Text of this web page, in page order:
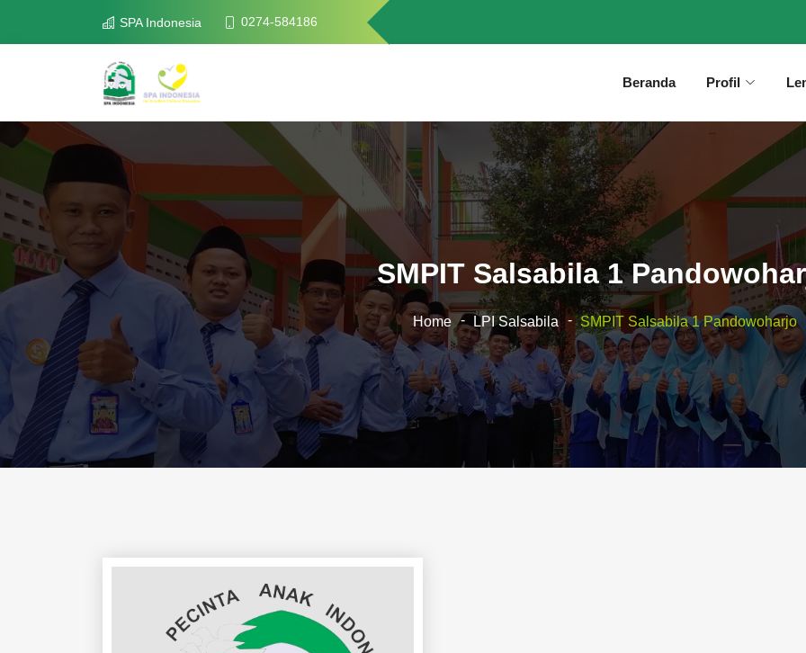
SPA Indonesia 0274-584186
Beranda Profil
SMPIT Salsabila 1
Home LPI Salsabila SMPIT Salsabila 1 Pandowoharjo